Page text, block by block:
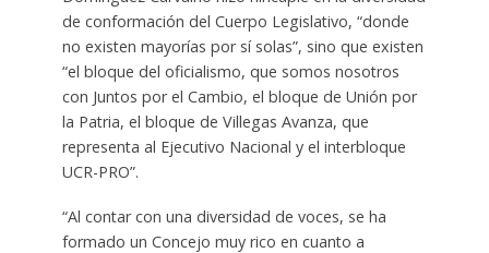
de conformación del Cuerpo Legislativo, “donde
no existen mayorías por sí solas”, sino que existen
“el bloque del oficialismo, que somos nosotros
con Juntos por el Cambio, el bloque de Unión por
la Patria, el bloque de Villegas Avanza, que
representa al Ejecutivo Nacional y el interbloque
UCR-PRO”.
“Al contar con una diversidad de voces, se ha
formado un Concejo muy rico en cuanto a